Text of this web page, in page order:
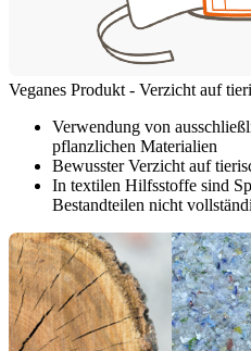
Veganes Produkt - Verzicht auf
Verwendung von
pflanzlichen Materialien
Bewusster Verzicht auf
In textilen Hilfsstoffe sind
Bestandteilen nicht